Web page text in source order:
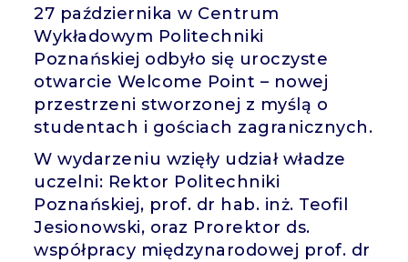
27 października w Centrum
Wykładowym Politechniki
Poznańskiej odbyło się uroczyste
otwarcie Welcome Point – nowej
przestrzeni stworzonej z myślą o
studentach i gościach zagranicznych.
W wydarzeniu wzięły udział władze
uczelni: Rektor Politechniki
Poznańskiej, prof. dr hab. inż. Teofil
Jesionowski, oraz Prorektor ds.
współpracy międzynarodowej prof. dr